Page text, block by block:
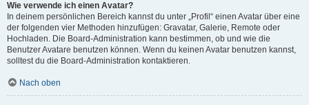
Wie verwende ich einen Avatar?
In deinem persönlichen Bereich kannst du unter „Profil“ einen Avatar über eine
der folgenden vier Methoden hinzufügen: Gravatar, Galerie, Remote oder
Hochladen. Die Board-Administration kann bestimmen, ob und wie die
Benutzer Avatare benutzen können. Wenn du keinen Avatar benutzen kannst,
solltest du die Board-Administration kontaktieren.
Nach oben